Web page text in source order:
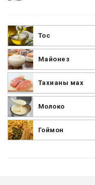
Тос
Майонез
Тахианы мах
Молоко
Гоймон